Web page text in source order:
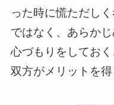
った時に慌ただし
ではなく、あらか
心づもりをしてお
双方がメリットを